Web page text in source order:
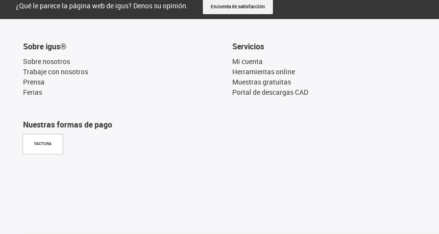
¿Qué le parece la página web de igus? Denos su opinión. Encuesta de satisfacción
Sobre igus®
Sobre nosotros
Trabaje con nosotros
Prensa
Ferias
Nuestras formas de pago
FACTURA
Servicios
Mi cuenta
Herramientas online
Muestras gratuitas
Portal de descargas CAD